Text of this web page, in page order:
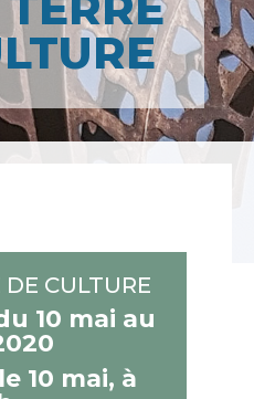
CULTURE
10 mai au
10 mai, à